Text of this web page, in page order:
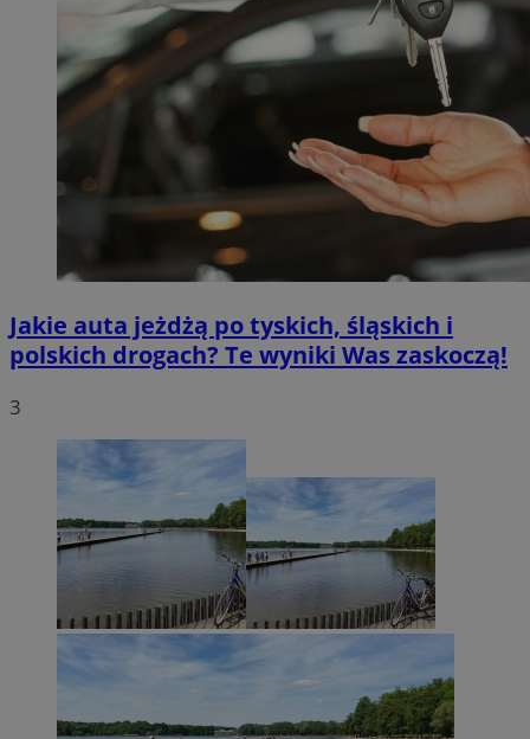
Jakie auta jeżdżą po tyskich, śląskich i
polskich drogach? Te wyniki Was zaskoczą!
3